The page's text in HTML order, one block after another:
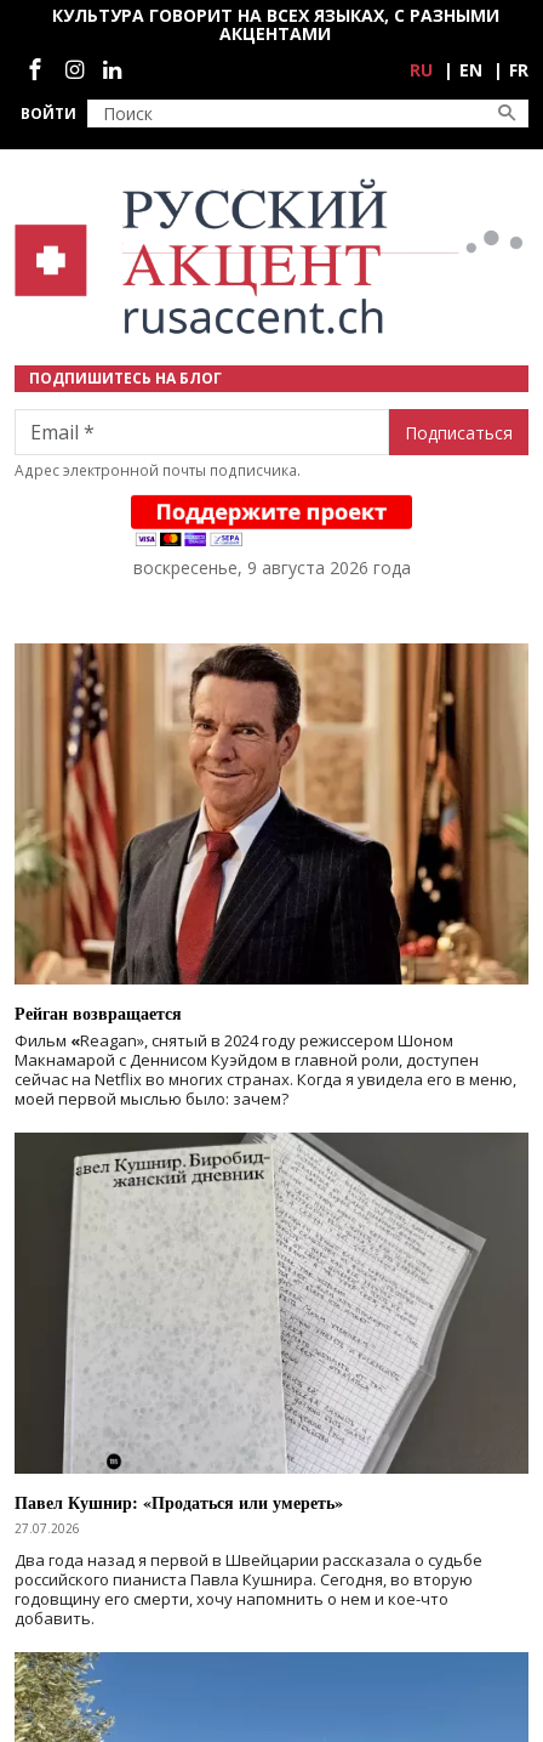
Перейти к основному содержанию
ВОЙТИ
КУЛЬТУРА ГОВОРИТ НА ВСЕХ ЯЗЫКАХ, С РАЗНЫМИ
АКЦЕНТАМИ
Социальные сети
RU EN FR
ПОДПИШИТЕСЬ НА БЛОГ
Email
Адрес электронной почты подписчика.
воскресенье, 9 августа 2026 года
Рейган возвращается
Фильм «Reagan», снятый в 2024 годурежиссером Шоном
Макнамарой с Деннисом Куэйдом в главной роли, доступен
сейчас на Netflix во многих странах. Когда я увидела его в меню,
моей первой мыслью было: зачем?
Павел Кушнир: «Продаться или умереть»
27.07.2026
Два года назад я первой в Швейцарии рассказала о судьбе
российского пианиста Павла Кушнира. Сегодня, во вторую
годовщину его смерти, хочу напомнить о нем и кое-что
добавить.